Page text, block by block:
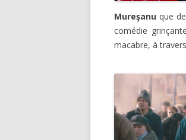
Mureşanu que
comédie
macabre, à